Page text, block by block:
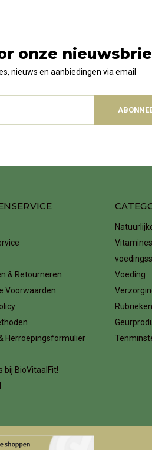
onze
nieuws en aanbiedingen via email
& Retourneren
Voorwaarden
Herroepingsformulier
bij BioVitaalFit!
Voeding
Rubrieken